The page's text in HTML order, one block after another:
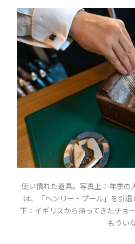
使い慣れた道具。写真上：年季の
は、「ヘンリー・プール」を引退
下：イギリスから持ってきたチョ
もうい